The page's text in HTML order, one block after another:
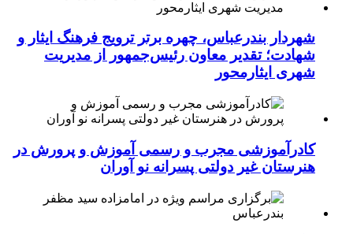
شهردار بندرعباس، چهره برتر ترویج فرهنگ ایثار و
شهادت؛ تقدیر معاون رئیس‌جمهور از مدیریت
شهری ایثارمحور
کادرآموزشی مجرب و رسمی آموزش و پرورش در
هنرستان غیر دولتی پسرانه نو آوران